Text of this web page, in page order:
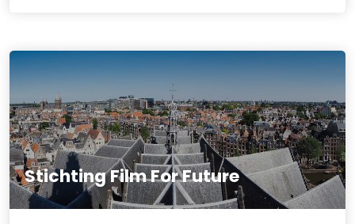
Stichting Film For Future